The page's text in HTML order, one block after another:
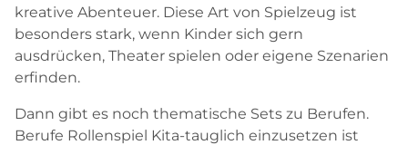
kreative Abenteuer. Diese Art von Spielzeug ist
besonders stark, wenn Kinder sich gern
ausdrücken, Theater spielen oder eigene Szenarien
erfinden.
Dann gibt es noch thematische Sets zu Berufen.
Berufe Rollenspiel Kita-tauglich einzusetzen ist